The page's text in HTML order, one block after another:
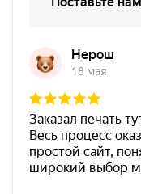
Печать Facepalm M